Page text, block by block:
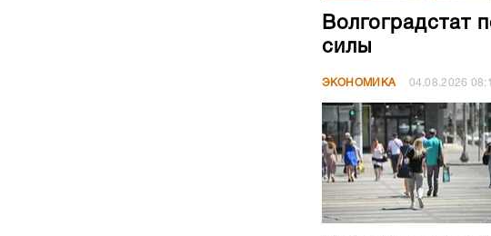
Волгоградстат
силы
ЭКОНОМИКА 04.08.2026